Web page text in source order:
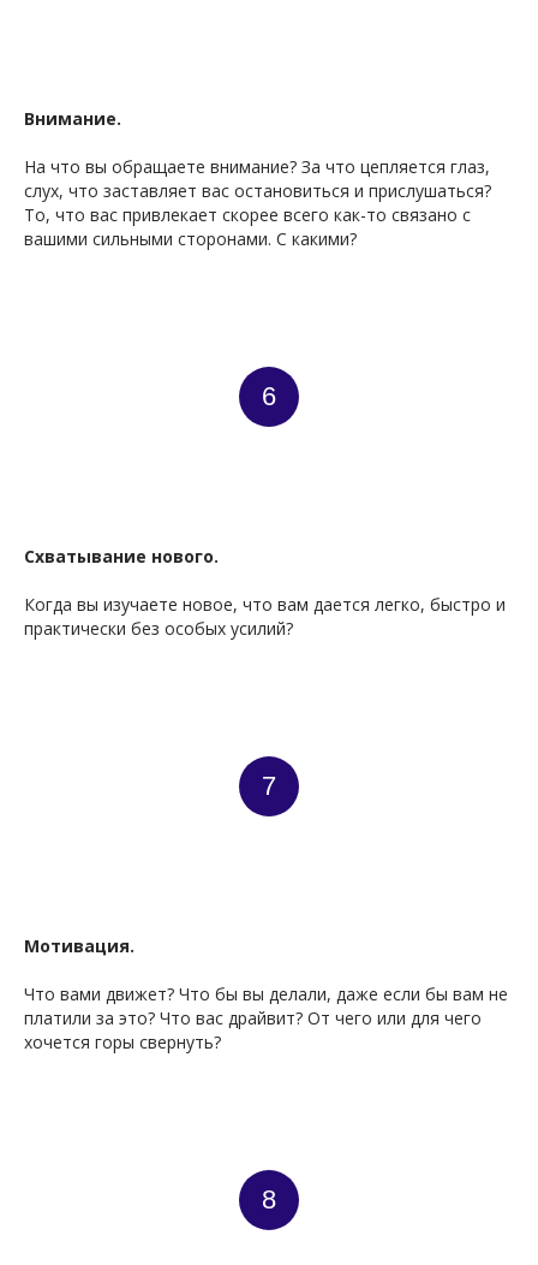
Внимание.
На что вы обращаете внимание? За что цепляется глаз,
слух, что заставляет вас остановиться и прислушаться?
То, что вас привлекает скорее всего как-то связано с
вашими сильными сторонами. С какими?
6
Схватывание нового.
Когда вы изучаете новое, что вам дается легко, быстро и
практически без особых усилий?
7
Мотивация.
Что вами движет? Что бы вы делали, даже если бы вам не
платили за это? Что вас драйвит? От чего или для чего
хочется горы свернуть?
8